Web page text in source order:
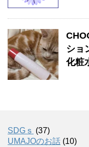
ショ
化粧
SDGｓ (37)
UMAJOのお話 (10)